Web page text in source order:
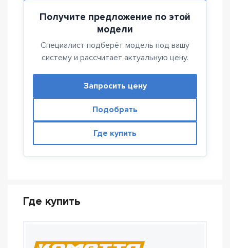
Получите предложение по этой
модели
Специалист подберёт модель под вашу
систему и рассчитает актуальную цену.
Запросить цену
Подобрать
Где купить
Где купить